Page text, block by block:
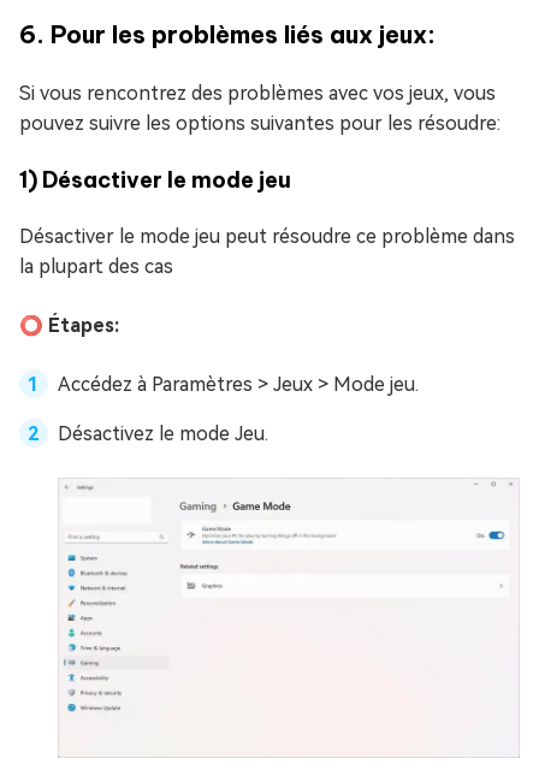
6. Pour les problèmes liés aux jeux:
Si vous rencontrez des problèmes avec vos jeux, vous
pouvez suivre les options suivantes pour les résoudre:
1) Désactiver le mode jeu
Désactiver le mode jeu peut résoudre ce problème dans
la plupart des cas
⭕ Étapes:
Accédez à Paramètres > Jeux > Mode jeu.
Désactivez le mode Jeu.